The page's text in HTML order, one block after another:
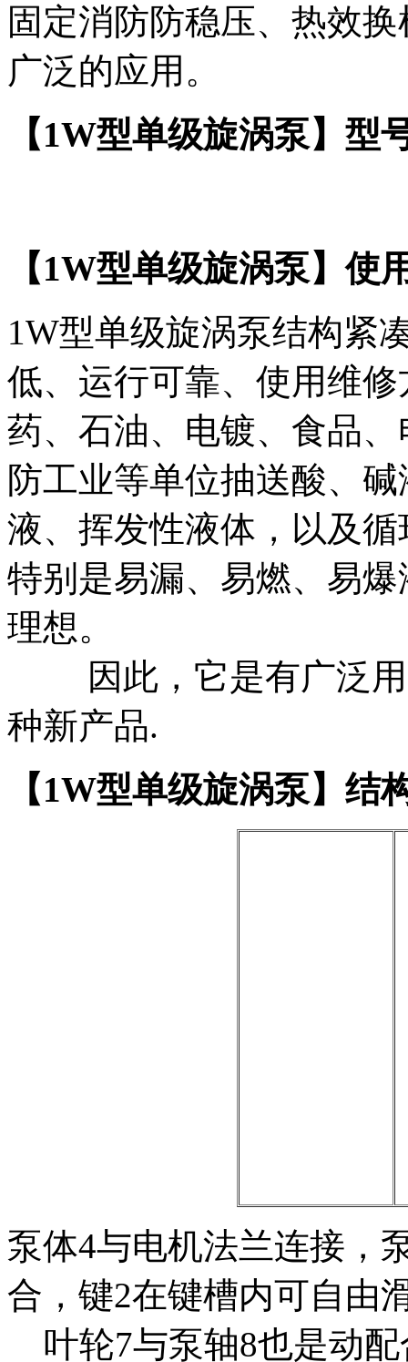
固定消防防稳压、热效
广泛的应用。
【1W型单级旋涡泵】型
【1W型单级旋涡泵】使
1W型单级旋涡泵结构紧
低、运行可靠、使用维
药、石油、电镀、食品
防工业等单位抽送酸、
液、挥发性液体，以及
特别是易漏、易燃、易
理想。
因此，它是有广泛用
种新产品.
【1W型单级旋涡泵】结
泵体4与电机法兰连接，
合，键2在键槽内可自由
叶轮7与泵轴8也是动